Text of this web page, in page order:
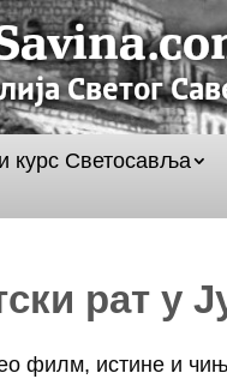
курс Светосавља
рат у
филм, истине и